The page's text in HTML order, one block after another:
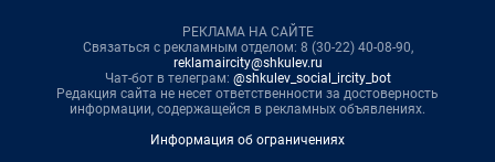
РЕКЛАМА НА САЙТЕ
Связаться с рекламным отделом: 8 (30-22) 40-08-90,
reklamaircity@shkulev.ru
Чат-бот в телеграм: @shkulev_social_ircity_bot
Редакция сайта не несет ответственности за достоверность
информации, содержащейся в рекламных объявлениях.
Информация об ограничениях